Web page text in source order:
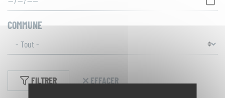
Actualités
Réserver une activité
Foire aux questions
COMMUNE
FILTRER EFFACER